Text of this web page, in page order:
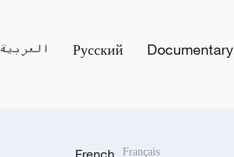
العربية Русский Documentary
French Français